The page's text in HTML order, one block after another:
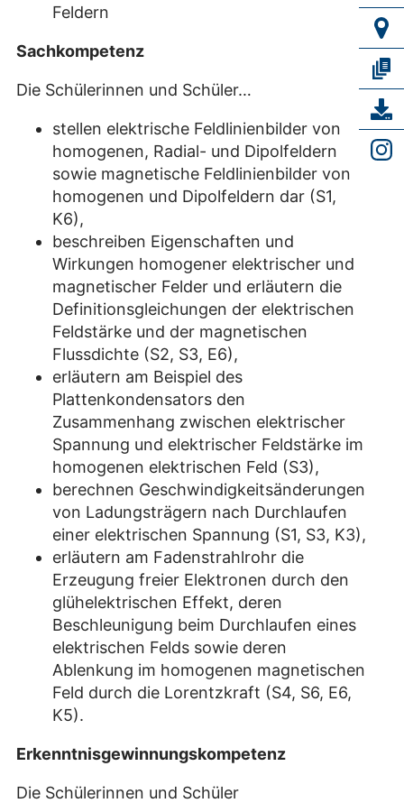
Feldern
Sachkompetenz
Die Schülerinnen und Schüler…
stellen elektrische Feldlinienbilder von
homogenen, Radial- und Dipolfeldern
sowie magnetische Feldlinienbilder von
homogenen und Dipolfeldern dar (S1,
K6),
beschreiben Eigenschaften und
Wirkungen homogener elektrischer und
magnetischer Felder und erläutern die
Definitionsgleichungen der elektrischen
Feldstärke und der magnetischen
Flussdichte (S2, S3, E6),
erläutern am Beispiel des
Plattenkondensators den
Zusammenhang zwischen elektrischer
Spannung und elektrischer Feldstärke im
homogenen elektrischen Feld (S3),
berechnen Geschwindigkeitsänderungen
von Ladungsträgern nach Durchlaufen
einer elektrischen Spannung (S1, S3, K3),
erläutern am Fadenstrahlrohr die
Erzeugung freier Elektronen durch den
glühelektrischen Effekt, deren
Beschleunigung beim Durchlaufen eines
elektrischen Felds sowie deren
Ablenkung im homogenen magnetischen
Feld durch die Lorentzkraft (S4, S6, E6,
K5).
Erkenntnisgewinnungskompetenz
Die Schülerinnen und Schüler